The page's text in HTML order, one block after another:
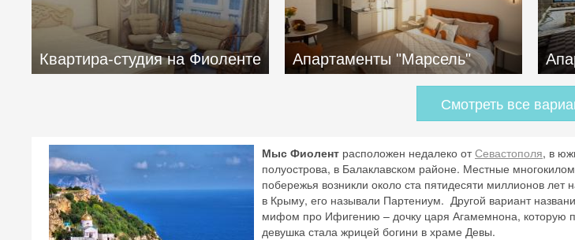
Квартира-студия на Фиоленте Апартаменты "Марсель"
Смотреть все
Мыс Фиолент расположен недалеко отСевастополя, в
полуострова, в Балаклавском районе. Местные
побережья возникли около ста пятидесяти миллионов лет
в Крыму, его называли Партениум. Другой вариант
мифом про Ифигению – дочку царя Агамемнона, которую
девушка стала жрицей богини в храме Девы.